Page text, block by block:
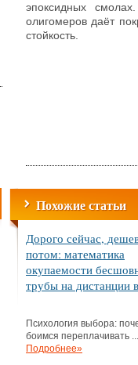
эпоксидных
олигомеров даёт
стойкость.
Похожие статьи
Дорого сейчас,
потом: математика
окупаемости
трубы на дистанции
Психология выбора:
боимся переплачивать ...
Подробнее»